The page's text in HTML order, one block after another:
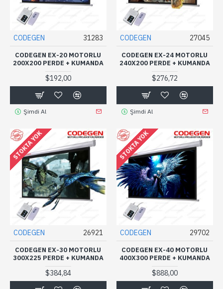
CODEGEN 31283
CODEGEN EX-20 MOTORLU
200X200 PERDE + KUMANDA
$192,00
Şimdi Al
CODEGEN 27045
CODEGEN EX-24 MOTORLU
240X200 PERDE + KUMANDA
$276,72
Şimdi Al
STOKTA YOK
CODEGEN 26921
CODEGEN EX-30 MOTORLU
300X225 PERDE + KUMANDA
$384,84
STOKTA YOK
CODEGEN 29702
CODEGEN EX-40 MOTORLU
400X300 PERDE + KUMANDA
$888,00